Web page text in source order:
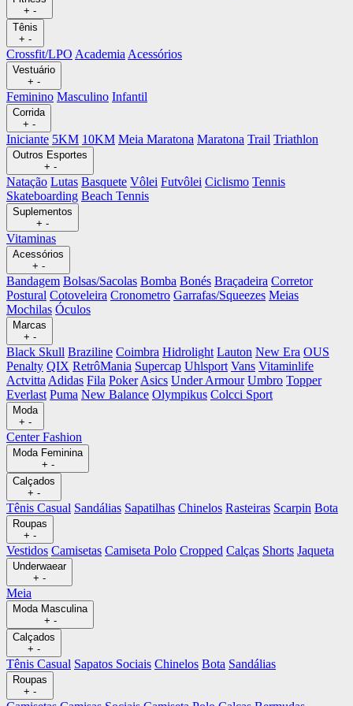
+ -
Tênis
+ -
Crossfit/LPO Academia Acessórios
Vestuário
+ -
Feminino Masculino Infantil
Corrida
+ -
Iniciante 5KM 10KM Meia Maratona Maratona Trail Triathlon
Outros Esportes
+ -
Natação Lutas Basquete Vôlei Futvôlei Ciclismo Tennis
Skateboarding Beach Tennis
Suplementos
+ -
Vitaminas
Acessórios
+ -
Bandagem Bolsas/Sacolas Bomba Bonés Braçadeira Corretor
Postural Cotoveleira Cronometro Garrafas/Squeezes Meias
Mochilas Óculos
Marcas
+ -
Black Skull Braziline Coimbra Hidrolight Lauton New Era OUS
Penalty QIX RetrôMania Supercap Uhlsport Vans Vitaminlife
Actvitta Adidas Fila Poker Asics Under Armour Umbro Topper
Everlast Puma New Balance Olympikus Colcci Sport
Moda
+ -
Center Fashion
Moda Feminina
+ -
Calçados
+ -
Tênis Casual Sandálias Sapatilhas Chinelos Rasteiras Scarpin Bota
Roupas
+ -
Vestidos Camisetas Camiseta Polo Cropped Calças Shorts Jaqueta
Underwaear
+ -
Meia
Moda Masculina
+ -
Calçados
+ -
Tênis Casual Sapatos Sociais Chinelos Bota Sandálias
Roupas
+ -